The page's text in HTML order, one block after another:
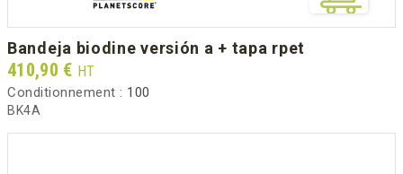
bandeja biodine versión a + tapa rpet
Prix
410,90 € HT
Conditionnement : 100
BK4A